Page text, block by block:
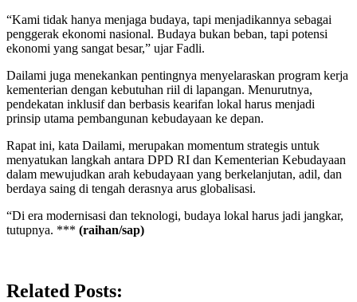
“Kami tidak hanya menjaga budaya, tapi menjadikannya sebagai
penggerak ekonomi nasional. Budaya bukan beban, tapi potensi
ekonomi yang sangat besar,” ujar Fadli.
Dailami juga menekankan pentingnya menyelaraskan program kerja
kementerian dengan kebutuhan riil di lapangan. Menurutnya,
pendekatan inklusif dan berbasis kearifan lokal harus menjadi
prinsip utama pembangunan kebudayaan ke depan.
Rapat ini, kata Dailami, merupakan momentum strategis untuk
menyatukan langkah antara DPD RI dan Kementerian Kebudayaan
dalam mewujudkan arah kebudayaan yang berkelanjutan, adil, dan
berdaya saing di tengah derasnya arus globalisasi.
“Di era modernisasi dan teknologi, budaya lokal harus jadi jangkar,
tutupnya. *** (raihan/sap)
Related Posts: